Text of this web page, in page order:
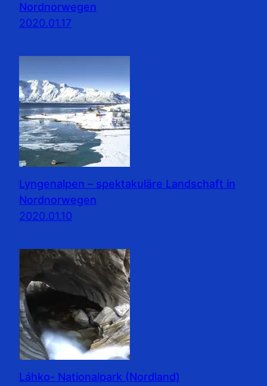
Nordnorwegen
2020.01.17
Lyngenalpen – spektakuläre Landschaft in
Nordnorwegen
2020.01.10
Láhko- Nationalpark (Nordland)